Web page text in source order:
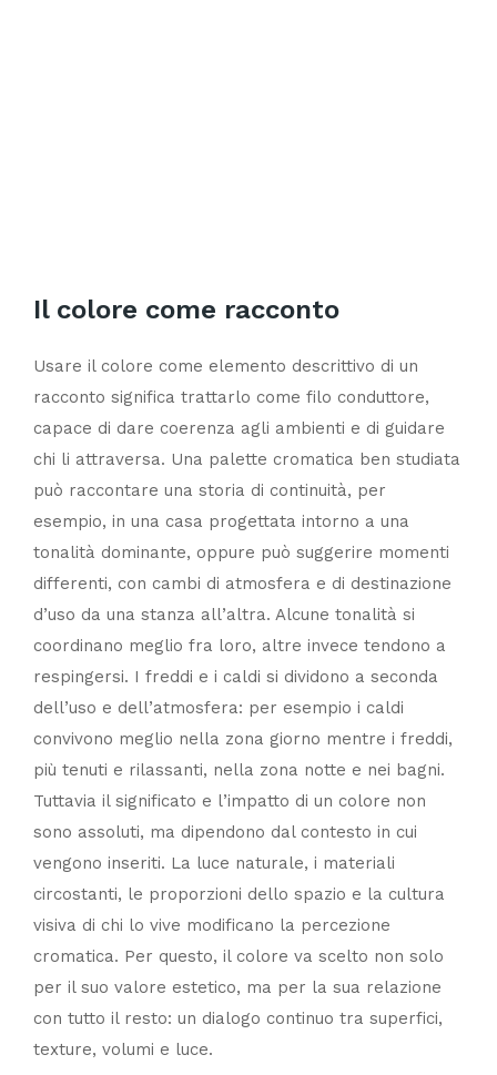
Il colore come racconto
Usare il colore come elemento descrittivo di un
racconto significa trattarlo come filo conduttore,
capace di dare coerenza agli ambienti e di guidare
chi li attraversa. Una palette cromatica ben studiata
può raccontare una storia di continuità, per
esempio, in una casa progettata intorno a una
tonalità dominante, oppure può suggerire momenti
differenti, con cambi di atmosfera e di destinazione
d’uso da una stanza all’altra. Alcune tonalità si
coordinano meglio fra loro, altre invece tendono a
respingersi. I freddi e i caldi si dividono a seconda
dell’uso e dell’atmosfera: per esempio i caldi
convivono meglio nella zona giorno mentre i freddi,
più tenuti e rilassanti, nella zona notte e nei bagni.
Tuttavia il significato e l’impatto di un colore non
sono assoluti, ma dipendono dal contesto in cui
vengono inseriti. La luce naturale, i materiali
circostanti, le proporzioni dello spazio e la cultura
visiva di chi lo vive modificano la percezione
cromatica. Per questo, il colore va scelto non solo
per il suo valore estetico, ma per la sua relazione
con tutto il resto: un dialogo continuo tra superfici,
texture, volumi e luce.